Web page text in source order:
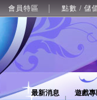
會員特區 點數 / 儲
最新消息 遊戲